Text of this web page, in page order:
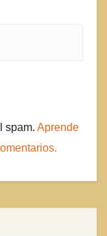
spam. Aprende